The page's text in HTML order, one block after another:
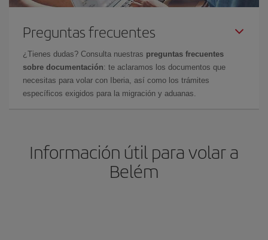
Preguntas frecuentes
¿Tienes dudas? Consulta nuestras preguntas frecuentes
sobre documentación: te aclaramos los documentos que
necesitas para volar con Iberia, así como los trámites
específicos exigidos para la migración y aduanas.
Información útil para volar a
Belém